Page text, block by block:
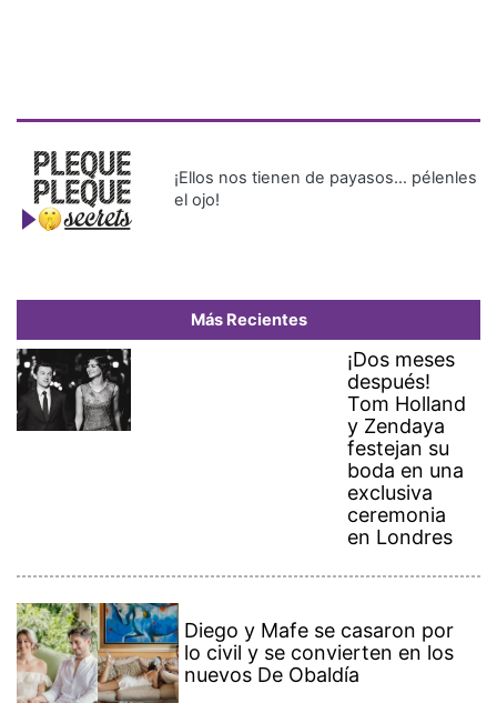
¡Ellos nos tienen de payasos… pélenles
el ojo!
Más Recientes
¡Dos meses
después!
Tom Holland
y Zendaya
festejan su
boda en una
exclusiva
ceremonia
en Londres
Diego y Mafe se casaron por
lo civil y se convierten en los
nuevos De Obaldía